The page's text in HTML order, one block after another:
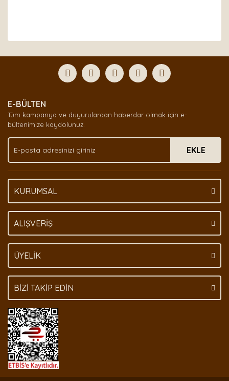
Yorum Yaz
formunu kullanarak tarafımıza iletebilirsiniz.
Görüş ve önerileriniz için teşekkür ederiz.
Ürün açıklamasında eksik bilgiler bulunuyor.
Ürün bilgilerinde hatalar bulunuyor.
Ürün fiyatı diğer sitelerden daha pahalı.
Bu ürüne benzer farklı alternatifler olmalı.
E-BÜLTEN
Tüm kampanya ve duyurulardan haberdar olmak için e-
bültenimize kaydolunuz.
EKLE
KURUMSAL
ALIŞVERİŞ
ÜYELİK
BİZİ TAKİP EDİN